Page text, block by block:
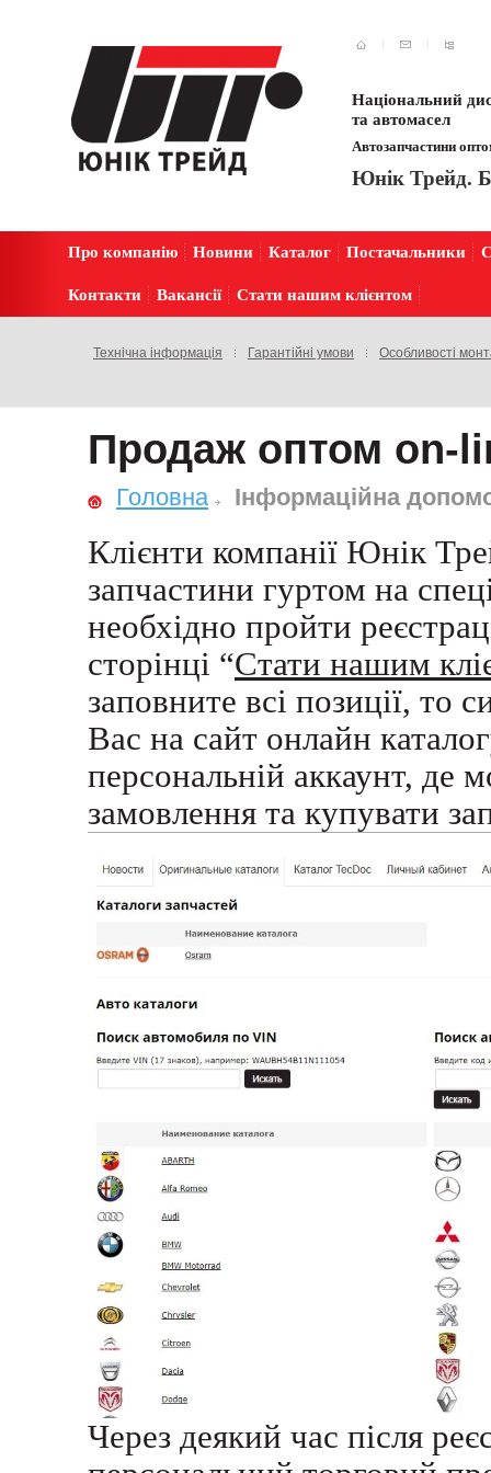
Національний
та автомасел
Автозапчастини
Юнік Трейд.
Про компанію Новини Каталог Постачальники
Контакти Вакансії Стати нашим клієнтом
Технічна інформація Гарантійні умови Особливості
Продаж оптом on-
Головна Інформаційна
Клієнти компанії Юнік
запчастини гуртом на
необхідно пройти
сторінці “Стати нашим
заповните всі позиції, то
Вас на сайт онлайн
персональній аккаунт, де
замовлення та купувати
Через деякий час після